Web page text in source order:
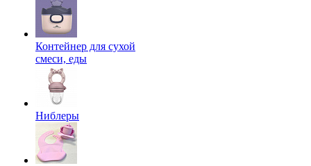
Контейнер для сухой
смеси, еды
Ниблеры